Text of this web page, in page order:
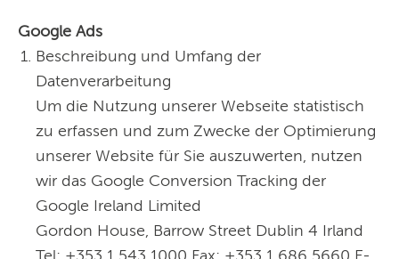
Google Ads
Beschreibung und Umfang der
Datenverarbeitung
Um die Nutzung unserer Webseite statistisch
zu erfassen und zum Zwecke der Optimierung
unserer Website für Sie auszuwerten, nutzen
wir das Google Conversion Tracking der
Google Ireland Limited
Gordon House, Barrow Street Dublin 4 Irland
Tel: +353 1 543 1000 Fax: +353 1 686 5660 E-